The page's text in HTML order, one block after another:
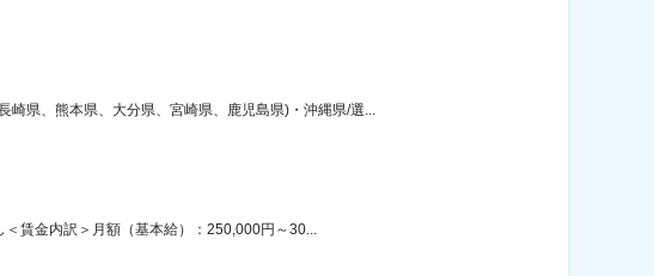
県、熊本県、大分県、宮崎県、鹿児島県)・沖縄県/選...
賃金内訳＞月額（基本給）：250,000円～30...